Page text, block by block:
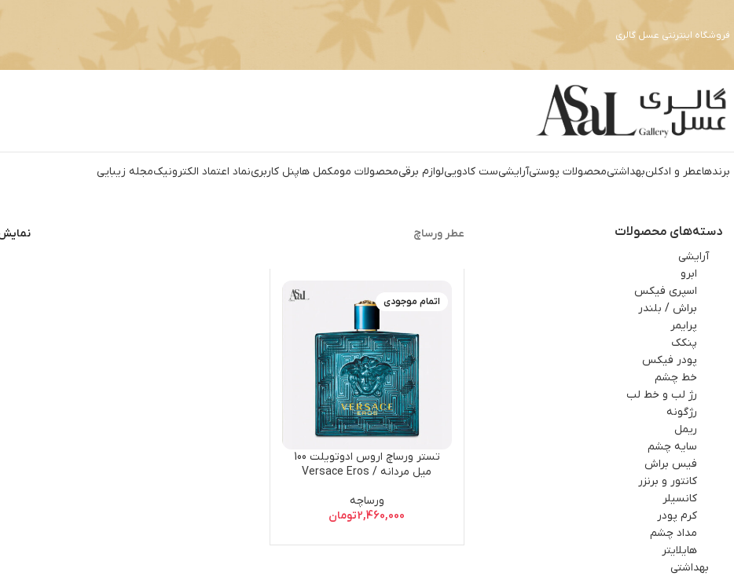
فروشگاه اینترنتی عسل گالری
برندهاعطر و ادکلنبهداشتيمحصولات پوستیآرايشيست کادوييلوازم برقيمحصولات مومکمل هاپنل کاربرینماد اعتماد الکترونیکمجله زیبایی
دسته‌های محصولات
آرايشي
ابرو
اسپري فيکس
براش / بلندر
پرایمر
پنکک
پودر فیکس
خط چشم
رژ لب و خط لب
رژگونه
ریمل
سایه چشم
فيس براش
کانتور و برنزر
کانسیلر
کرم پودر
مداد چشم
هایلایتر
بهداشتي
عطر ورساچ
اتمام موجودی
تستر ورساچ اروس ادوتویلت 100
میل مردانه / Versace Eros
ورساچه
2,460,000تومان